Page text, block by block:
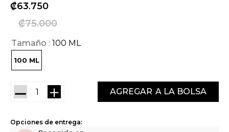
₡63 750
₡75000
Tamaño 100 ML
100 ML
＋
－ AGREGAR
Opciones de entrega: